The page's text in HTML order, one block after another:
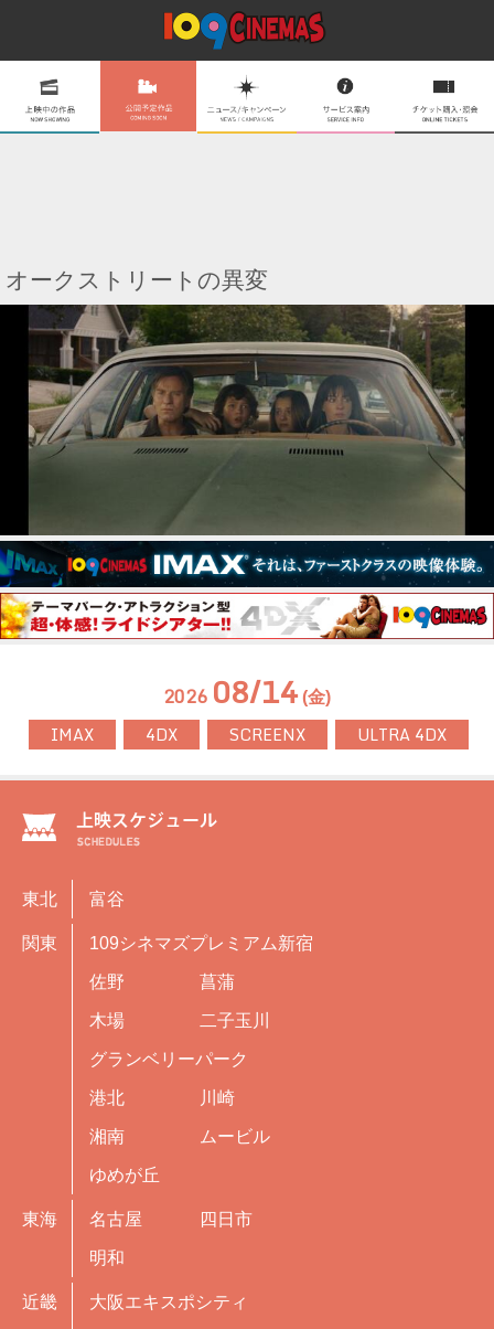
オークストリートの異変
2026 08/14 (金)
IMAX 4DX SCREENX ULTRA 4DX
東北 富谷
関東 109シネマズプレミアム新宿
佐野 菖蒲
木場 二子玉川
グランベリーパーク
港北 川崎
湘南 ムービル
ゆめが丘
東海 名古屋 四日市
明和
近畿 大阪エキスポシティ